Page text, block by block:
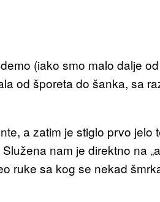
(iako smo malo dalje
od šporeta do šanka, sa
a zatim je stiglo prvo jelo
nam je direktno na
ruke sa kog se nekad